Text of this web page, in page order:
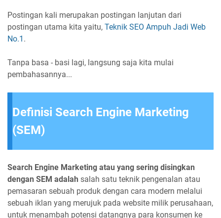
Postingan kali merupakan postingan lanjutan dari
postingan utama kita yaitu, Teknik SEO Ampuh Jadi Web
No.1 .
Tanpa basa - basi lagi, langsung saja kita mulai
pembahasannya...
Definisi Search Engine Marketing
(SEM)
Search Engine Marketing atau yang sering disingkan
dengan SEM adalah salah satu teknik pengenalan atau
pemasaran sebuah produk dengan cara modern melalui
sebuah iklan yang merujuk pada website milik perusahaan,
untuk menambah potensi datangnya para konsumen ke